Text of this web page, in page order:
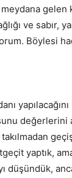
gelen
ve sabır,
Böylesi
değerlerini
takılmadan
yaptık,
düşündük,